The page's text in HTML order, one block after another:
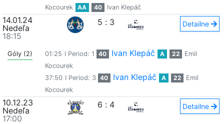
Kocourek AA 40 Ivan Klepáč
14.01.24
Nedeľa
18:15
5 : 3 Detailne
Góly (2) 01:25 I Period: 1 40 Ivan Klepáč A 22
Emil
Kocourek
37:50 I Period: 3 40 Ivan Klepáč A 22
Emil
Kocourek
10.12.23
Nedeľa
17:00
6 : 4 Detailne